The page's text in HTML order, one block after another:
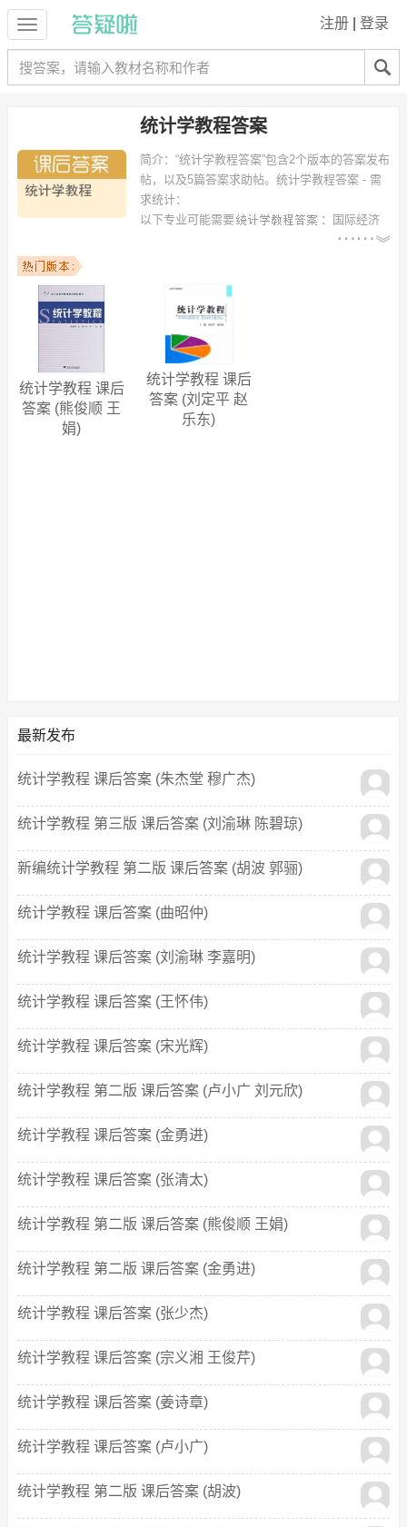
注册 登录
统计学教程答案
简介： “统计学教程答案”包含2个版本的答案发布
帖，以及5篇答案求助帖。 统计学教程答案 - 需
求统计：
以下专业可能需要
：国际经济
与贸易、数学与应用数学、生物信息学、电子信息科学与技术、会计电
算化、财务管理、生命科学、资产评估 等专业。
以下学校的同学下载过
学、广东工业大学、青岛农业大学、浙江大学、正始中学、浙江财经学
院、云南大学、河北农业大学、杭州电子科技大学信息工程学院 等。
统计学教程 课后
答案 (熊俊顺 王
娟)
统计学教程 课后
答案 (刘定平 赵
乐东)
最新发布
统计学教程 课后答案 (朱杰堂 穆广杰)
统计学教程 第三版 课后答案 (刘渝琳 陈碧琼)
新编统计学教程 第二版 课后答案 (胡波 郭骊)
统计学教程 课后答案 (曲昭仲)
统计学教程 课后答案 (刘渝琳 李嘉明)
统计学教程 课后答案 (王怀伟)
统计学教程 课后答案 (宋光辉)
统计学教程 第二版 课后答案 (卢小广 刘元欣)
统计学教程 课后答案 (金勇进)
统计学教程 课后答案 (张清太)
统计学教程 第二版 课后答案 (熊俊顺 王娟)
统计学教程 第二版 课后答案 (金勇进)
统计学教程 课后答案 (张少杰)
统计学教程 课后答案 (宗义湘 王俊芹)
统计学教程 课后答案 (姜诗章)
统计学教程 课后答案 (卢小广)
统计学教程 第二版 课后答案 (胡波)